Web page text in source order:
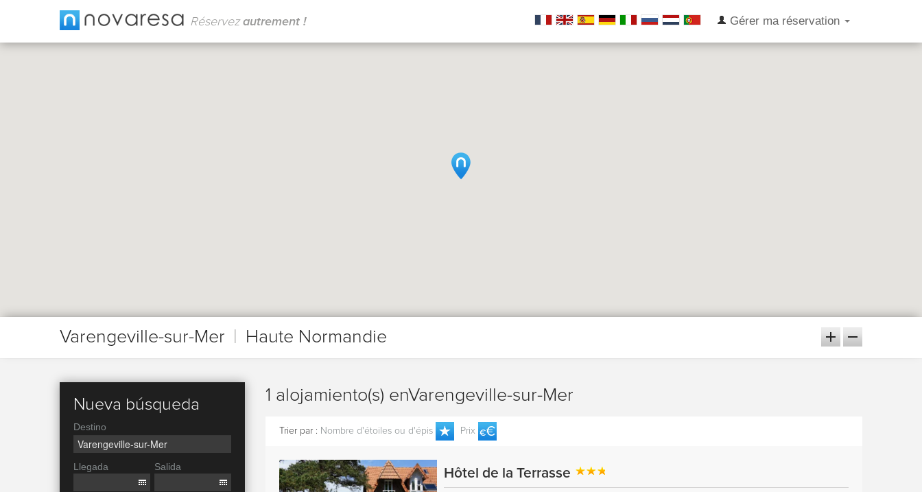
Réservezautrement ! Gérer ma réservation
Varengeville-sur-Mer Haute Normandie
Nueva búsqueda
Destino
Llegada Salida
1 alojamiento(s) enVarengeville-sur-Mer
Trier par : Nombre d'étoiles ou d'épis Prix
Hôtel de la Terrasse